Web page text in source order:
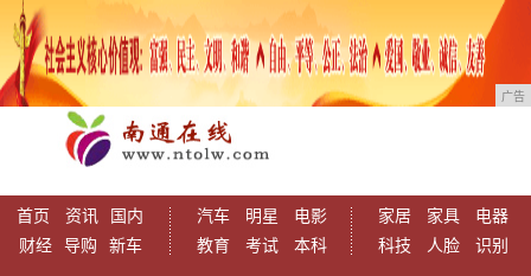
广告
首页 资讯
国内
财经
导购 新车
汽车 明星
电影
教育
考试 本科
家居 家具
电器
科技
人脸 识别